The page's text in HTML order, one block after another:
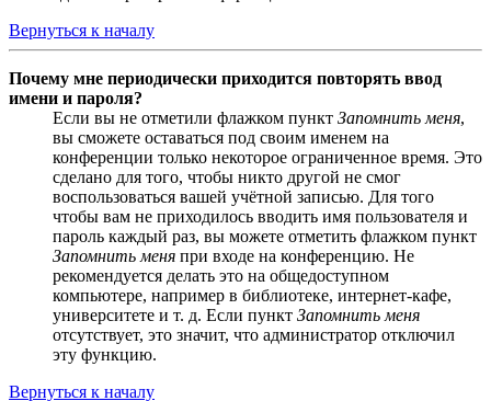
Вернуться к началу
Почему мне периодически приходится повторять ввод
имени и пароля?
Если вы не отметили флажком пункт Запомнить меня,
вы сможете оставаться под своим именем на
конференции только некоторое ограниченное время. Это
сделано для того, чтобы никто другой не смог
воспользоваться вашей учётной записью. Для того
чтобы вам не приходилось вводить имя пользователя и
пароль каждый раз, вы можете отметить флажком пункт
Запомнить меня при входе на конференцию. Не
рекомендуется делать это на общедоступном
компьютере, например в библиотеке, интернет-кафе,
университете и т. д. Если пункт Запомнить меня
отсутствует, это значит, что администратор отключил
эту функцию.
Вернуться к началу